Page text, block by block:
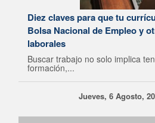
Diez claves para que tu
Bolsa Nacional de Empleo y
laborales
Buscar trabajo no solo implica
formación,...
Jueves, 6 Agosto,